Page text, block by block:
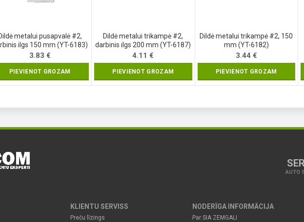
metalui pusapvalė #2,
ilgs 150 mm (YT-6183)
3.83 €
PIEVIENOT GROZAM
Dildė metalui trikampė #2,
darbinis ilgs 200 mm (YT-6187)
4.11€
PIEVIENOT GROZAM
Dildė metalui trikampė #2, 150
mm (YT-6182)
3.44 €
PIEVIENOT GROZAM
AUTO
KLIENTU SERVISS
Preču līzings
NODERĪGA INFORMĀCIJA
Par SIA ZEMGALI